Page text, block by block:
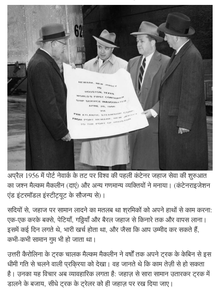
अप्रैल 1956 में पोर्ट नेवार्क के तट पर विश्व की पहली कंटेनर जहाज सेवा की शुरुआत
का जश्न मैल्कम मैकलीन (दाएं) और अन्य गणमान्य व्यक्तियों ने मनाया। (कंटेनराइजेशन
एंड इंटरमॉडल इंस्टीट्यूट के सौजन्य से)।
सदियों से, जहाज पर सामान लादने का मतलब था श्रमिकों को अपने हाथों से काम करना:
एक-एक करके बक्से, पेटियाँ, गठ्ठियाँ और बैरल जहाज से किनारे तक और वापस लाना।
इसमें कई दिन लगते थे, भारी खर्च होता था, और जैसा कि आप उम्मीद कर सकते हैं,
कभी-कभी सामान गुम भी हो जाता था।
उत्तरी कैरोलिना के ट्रक चालक मैल्कम मैकलीन ने वर्षों तक अपने ट्रक के केबिन से इस
धीमी गति से चलने वाली प्रक्रिया को देखा। वह जानते थे कि काम तेज़ी से हो सकता
है। उनका यह विचार अब व्यावहारिक लगता है: जहाज़ से सारा सामान उतारकर ट्रक में
डालने के बजाय, सीधे ट्रक के ट्रेलर को ही जहाज़ पर रख दिया जाए।